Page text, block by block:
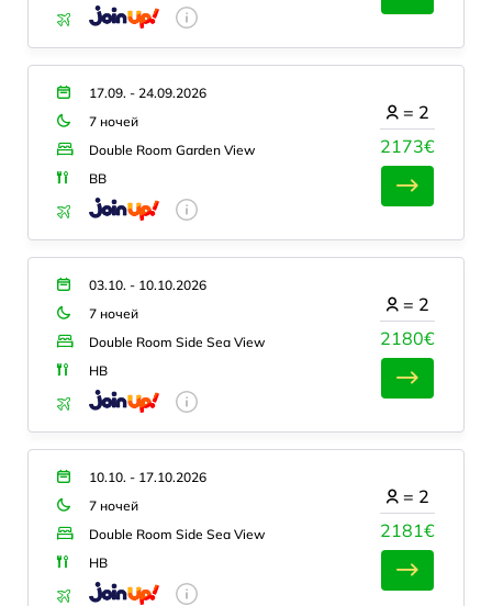
17.09. - 24.09.2026
7 ночей
Double Room Garden View
BB
2173€
= 2
03.10. - 10.10.2026
7 ночей
Double Room Side Sea View
HB
2180€
= 2
10.10. - 17.10.2026
7 ночей
Double Room Side Sea View
HB
2181€
= 2